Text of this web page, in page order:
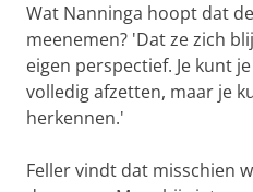
Wat Nanninga hoopt dat
meenemen? 'Dat ze zich
eigen perspectief. Je kunt
volledig afzetten, maar je
herkennen.'
Feller vindt dat misschien